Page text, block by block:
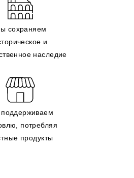
сохраняем
и
наследие
потребляя
продукты